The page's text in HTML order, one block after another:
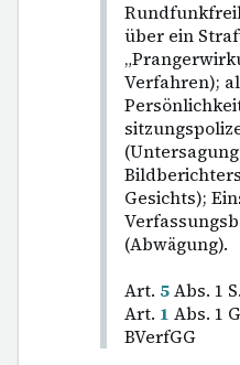
über ein
Verfahren);
Gesichts);
(Abwägung).
Art. 5Abs. 1
Art. 1 Abs. 1
BVerfGG